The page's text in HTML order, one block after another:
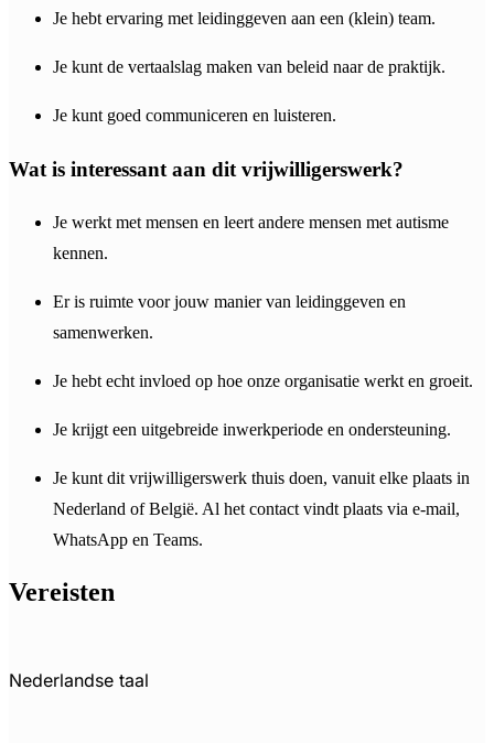
Je hebt ervaring met leidinggeven aan een (klein) team.
Je kunt de vertaalslag maken van beleid naar de praktijk.
Je kunt goed communiceren en luisteren.
Wat is interessant aan dit vrijwilligerswerk?
Je werkt met mensen en leert andere mensen met autisme
kennen.
Er is ruimte voor jouw manier van leidinggeven en
samenwerken.
Je hebt echt invloed op hoe onze organisatie werkt en groeit.
Je krijgt een uitgebreide inwerkperiode en ondersteuning.
Je kunt dit vrijwilligerswerk thuis doen, vanuit elke plaats in
Nederland of België. Al het contact vindt plaats via e-mail,
WhatsApp en Teams.
Vereisten
Nederlandse taal